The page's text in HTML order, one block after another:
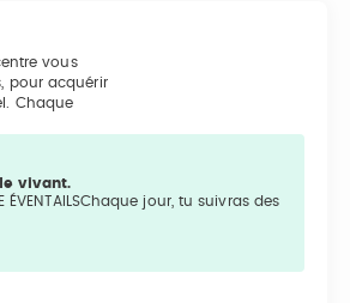
vous
pour acquérir
Chaque
vivant.
ÉVENTAILSChaque jour, tu suivras des